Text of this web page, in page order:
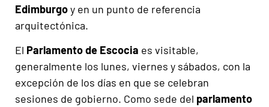
Edimburgoy en un punto de referencia
arquitectónica.
El Parlamento de Escocia es visitable,
generalmente los lunes, viernes y sábados, con la
excepción de los días en que se celebran
sesiones de gobierno. Como sede del parlamento